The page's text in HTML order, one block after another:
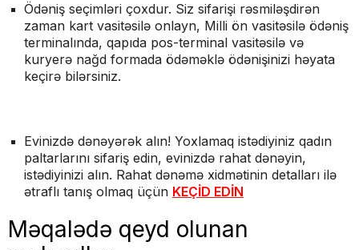
Ödəniş seçimləri çoxdur. Siz sifarişi rəsmiləşdirən
zaman kart vasitəsilə onlayn, Milli ön vasitəsilə ödəniş
terminalında, qapıda pos-terminal vasitəsilə və
kuryerə nağd formada ödəməklə ödənişinizi həyata
keçirə bilərsiniz.
Evinizdə dənəyərək alın! Yoxlamaq istədiyiniz qadın
paltarlarını sifariş edin, evinizdə rahat dənəyin,
istədiyinizi alın. Rahat dənəmə xidmətinin detalları ilə
ətraflı tanış olmaq üçün KEÇİD EDİN
Məqalədə qeyd olunan